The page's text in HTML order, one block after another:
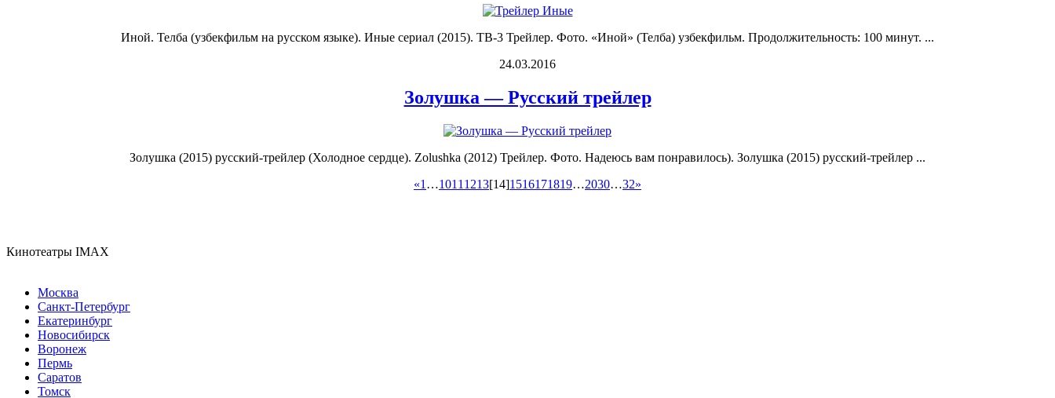
Иной. Телба (узбекфильм на русском языке). Иные сериал (2015). ТВ-3 Трейлер. Фото. «Иной» (Телба) узбекфильм. Продолжительность: 100 минут. ...
24.03.2016
Золушка — Русский трейлер
Золушка (2015) русский-трейлер (Холодное сердце). Zolushka (2012) Трейлер. Фото. Надеюсь вам понравилось). Золушка (2015) русский-трейлер ...
«1 …1011 1213[14]1516171819…2030…32»
Кинотеатры IMAX
Москва
Санкт-Петербург
Екатеринбург
Новосибирск
Воронеж
Пермь
Саратов
Томск